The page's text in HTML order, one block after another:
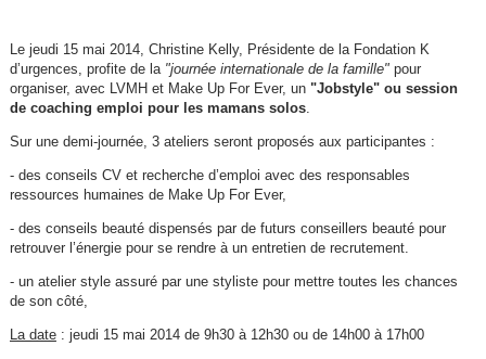
Le jeudi 15 mai 2014, Christine Kelly, Présidente de la Fondation K
d’urgences, profite de la "journée internationale de la famille"pour
organiser, avec LVMH et Make Up For Ever, un "Jobstyle" ou session
de coaching emploi pour les mamans solos.
Sur une demi-journée, 3 ateliers seront proposés aux participantes :
- des conseils CV et recherche d’emploi avec des responsables
ressources humaines de Make Up For Ever,
- des conseils beauté dispensés par de futurs conseillers beauté pour
retrouver l’énergie pour se rendre à un entretien de recrutement.
- un atelier style assuré par une styliste pour mettre toutes les chances
de son côté,
La date: jeudi 15 mai 2014 de 9h30 à 12h30 ou de 14h00 à 17h00